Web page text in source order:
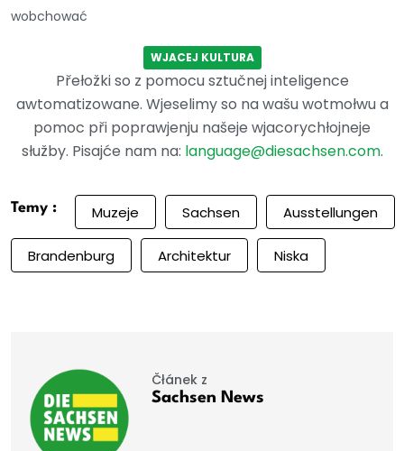
wobchować
WJACEJ KULTURA
Přełožki so z pomocu sztučnej inteligence
awtomatizowane. Wjeselimy so na wašu wotmołwu a
pomoc při poprawjenju našeje wjacorychłojneje
słužby. Pisajće nam na: language@diesachsen.com.
Temy : Muzeje Sachsen Ausstellungen
Brandenburg Architektur Niska
Čłánek z
Sachsen News